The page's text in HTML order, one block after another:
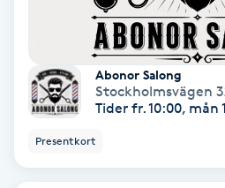
Face framing
Faceliftmassage
Fet hårbotten
Abonor Salong
Stockholmsvägen
Tider fr. 10:00, mån
Presentkort